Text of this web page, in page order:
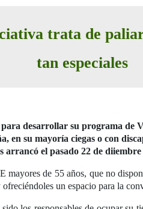
trata de
tan especiales
para desarrollar su programa de
en su mayoría ciegas o con
arrancó el pasado 22 de
de 55 años, que no
un espacio para la